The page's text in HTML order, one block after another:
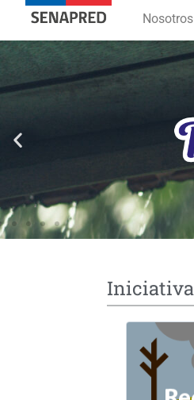
contenido
Nosotros